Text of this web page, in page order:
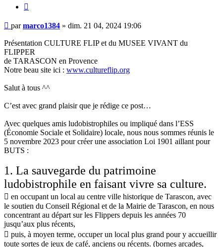
Message
parmarco1384 » dim. 21 04, 2024 19:06
Présentation CULTURE FLIP et du MUSEE VIVANT du
FLIPPER
de TARASCON en Provence
Notre beau site ici : www.cultureflip.org
Salut à tous ^^
C’est avec grand plaisir que je rédige ce post…
Avec quelques amis ludobistrophiles ou impliqué dans l’ESS
(Économie Sociale et Solidaire) locale, nous nous sommes réunis le
5 novembre 2023 pour créer une association Loi 1901 aillant pour
BUTS :
1. La sauvegarde du patrimoine
ludobistrophile en faisant vivre sa culture.
 en occupant un local au centre ville historique de Tarascon, avec
le soutien du Conseil Régional et de la Mairie de Tarascon, en nous
concentrant au départ sur les Flippers depuis les années 70
jusqu’aux plus récents,
 puis, à moyen terme, occuper un local plus grand pour y accueillir
toute sortes de jeux de café, anciens ou récents. (bornes arcades,